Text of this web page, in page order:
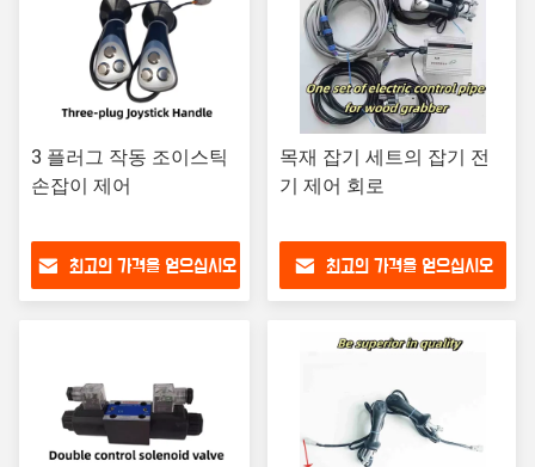
3 플러그 작동 조이스틱
손잡이 제어
최고의 가격을 얻으십시오
목재 잡기 세트의 잡기 전
기 제어 회로
최고의 가격을 얻으십시오